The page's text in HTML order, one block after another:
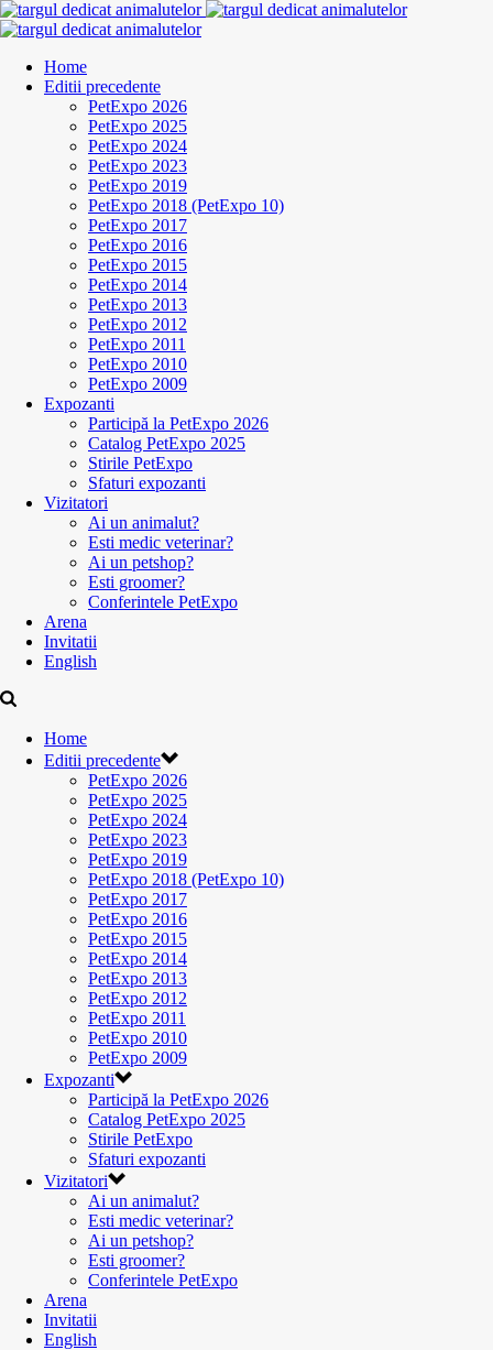
Home
Editii precedente
PetExpo 2026
PetExpo 2025
PetExpo 2024
PetExpo 2023
PetExpo 2019
PetExpo 2018 (PetExpo 10)
PetExpo 2017
PetExpo 2016
PetExpo 2015
PetExpo 2014
PetExpo 2013
PetExpo 2012
PetExpo 2011
PetExpo 2010
PetExpo 2009
Expozanti
Participă la PetExpo 2026
Catalog PetExpo 2025
Stirile PetExpo
Sfaturi expozanti
Vizitatori
Ai un animalut?
Esti medic veterinar?
Ai un petshop?
Esti groomer?
Conferintele PetExpo
Arena
Invitatii
English
Home
Editii precedente
PetExpo 2026
PetExpo 2025
PetExpo 2024
PetExpo 2023
PetExpo 2019
PetExpo 2018 (PetExpo 10)
PetExpo 2017
PetExpo 2016
PetExpo 2015
PetExpo 2014
PetExpo 2013
PetExpo 2012
PetExpo 2011
PetExpo 2010
PetExpo 2009
Expozanti
Participă la PetExpo 2026
Catalog PetExpo 2025
Stirile PetExpo
Sfaturi expozanti
Vizitatori
Ai un animalut?
Esti medic veterinar?
Ai un petshop?
Esti groomer?
Conferintele PetExpo
Arena
Invitatii
English